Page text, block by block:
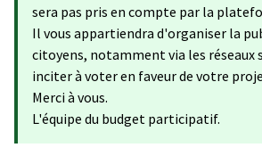
sera pas pris en compte par la
Il vous appartiendra d'organiser la
citoyens, notamment via les réseaux
inciter à voter en faveur de votre
Merci à vous.
L'équipe du budget participatif.